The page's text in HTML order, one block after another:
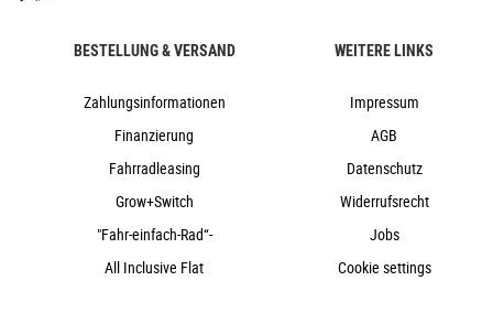
ja
Aluminium
BESTELLUNG & VERSAND
Zahlungsinformationen
Finanzierung
Fahrradleasing
Grow+Switch
"Fahr-einfach-Rad“-
All Inclusive Flat
WEITERE LINKS
Impressum
AGB
Datenschutz
Widerrufsrecht
Jobs
Cookie settings